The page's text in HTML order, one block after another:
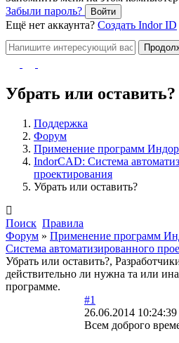
Забыли пароль?
Войти
Ещё нет аккаунта? Создать Indor ID
Убрать или оставить?
Поддержка
Форум
Применение программ
IndorCAD: Система
проектирования
Убрать или оставить?
Поиск Правила
Форум » Применение программ
Система автоматизированного
Убрать или оставить?,
действительно ли нужна та или
программе.
#1
26.06.2014 10:24:39
Всем доброго